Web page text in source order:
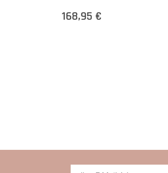
168,95 €